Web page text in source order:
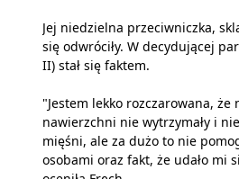
Jej niedzielna przeciwniczka,
się odwróciły. W decydującej
II) stał się faktem.
"Jestem lekko rozczarowana,
nawierzchni nie wytrzymały i
mięśni, ale za dużo to nie
osobami oraz fakt, że udało mi